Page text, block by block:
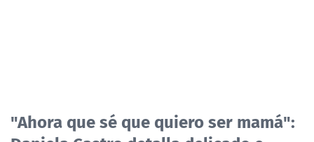
"Ahora que sé que quiero ser mamá":